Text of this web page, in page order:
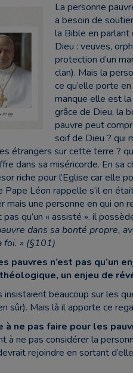
La personne
a besoin de
la Bible en parlant
Dieu : veuves,
protection d’un
clan). Mais la
ce qu’elle porte
manque elle est
grâce de Dieu, la
pauvre peut
soif de Dieu ? qui
étrangers sur cette terre ?
dans sa miséricorde. En sa
riche pour l’Eglise car elle
Léon rappelle s’il en
mais une personne en qui on
qu’un « assisté ». il
dans sa bonté propre,
foi. » (§101)
pauvres n’est pas qu’un
un enjeu de
beaucoup sur les
sûr). Mais là il apporte ce
à ne pas faire pour les
ne pas considérer la
rejoindre en sortant